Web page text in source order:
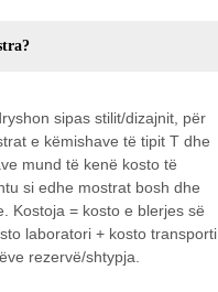
sipas stilit/dizajnit, për
e këmishave të tipit T dhe
mund të kenë kosto të
si edhe mostrat bosh dhe
Kostoja = kosto e blerjes së
laboratori + kosto transporti
rezervë/shtypja.